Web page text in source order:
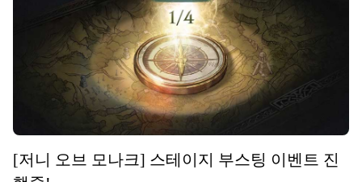
[저니 오브 모나크] 스테이지 부스팅 이벤트 진